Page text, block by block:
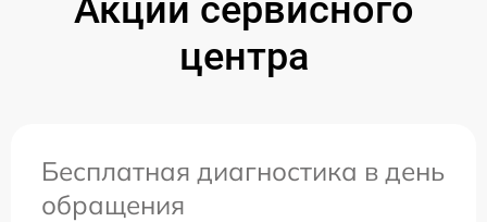
Акции сервисного
центра
Бесплатная диагностика в день
обращения